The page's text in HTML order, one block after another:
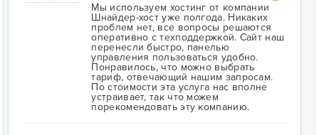
Мы используем хостинг от компании
Шнайдер-хост уже полгода. Никаких
проблем нет, все вопросы решаются
оперативно с техподдержкой. Сайт наш
перенесли быстро, панелью
управления пользоваться удобно.
Понравилось, что можно выбрать
тариф, отвечающий нашим запросам.
По стоимости эта услуга нас вполне
устраивает, так что можем
порекомендовать эту компанию.